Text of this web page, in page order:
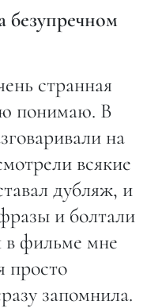
безупречном
странная
понимаю. В
на
всякие
дубляж, и
и болтали
в фильме мне
просто
запомнила.